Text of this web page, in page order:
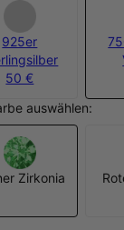
925er
50 €
auswählen:
Zirkonia